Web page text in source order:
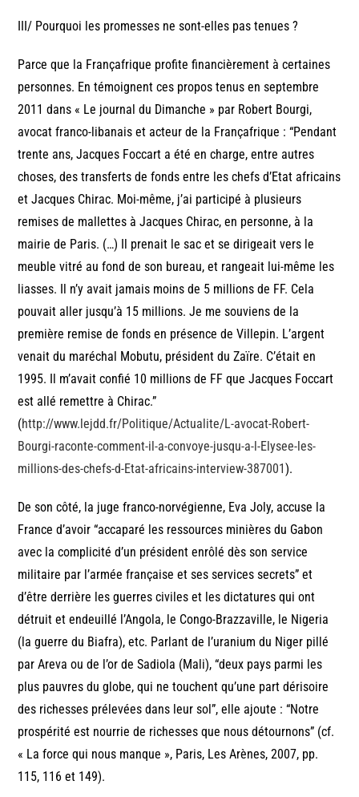
III/ Pourquoi les promesses ne sont-elles pas tenues ?
Parce que la Françafrique profite financièrement à certaines
personnes. En témoignent ces propos tenus en septembre
2011 dans « Le journal du Dimanche » par Robert Bourgi,
avocat franco-libanais et acteur de la Françafrique : “Pendant
trente ans, Jacques Foccart a été en charge, entre autres
choses, des transferts de fonds entre les chefs d’Etat africains
et Jacques Chirac. Moi-même, j’ai participé à plusieurs
remises de mallettes à Jacques Chirac, en personne, à la
mairie de Paris. (…) Il prenait le sac et se dirigeait vers le
meuble vitré au fond de son bureau, et rangeait lui-même les
liasses. Il n’y avait jamais moins de 5 millions de FF. Cela
pouvait aller jusqu’à 15 millions. Je me souviens de la
première remise de fonds en présence de Villepin. L’argent
venait du maréchal Mobutu, président du Zaïre. C’était en
1995. Il m’avait confié 10 millions de FF que Jacques Foccart
est allé remettre à Chirac.”
(http://www.lejdd.fr/Politique/Actualite/L-avocat-Robert-
Bourgi-raconte-comment-il-a-convoye-jusqu-a-l-Elysee-les-
millions-des-chefs-d-Etat-africains-interview-387001).
De son côté, la juge franco-norvégienne, Eva Joly, accuse la
France d’avoir “accaparé les ressources minières du Gabon
avec la complicité d’un président enrôlé dès son service
militaire par l’armée française et ses services secrets” et
d’être derrière les guerres civiles et les dictatures qui ont
détruit et endeuillé l’Angola, le Congo-Brazzaville, le Nigeria
(la guerre du Biafra), etc. Parlant de l’uranium du Niger pillé
par Areva ou de l’or de Sadiola (Mali), “deux pays parmi les
plus pauvres du globe, qui ne touchent qu’une part dérisoire
des richesses prélevées dans leur sol”, elle ajoute : “Notre
prospérité est nourrie de richesses que nous détournons” (cf.
« La force qui nous manque », Paris, Les Arènes, 2007, pp.
115, 116 et 149).